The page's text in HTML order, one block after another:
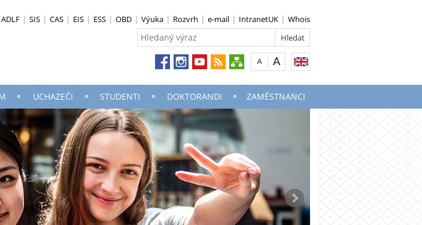
ADLF SIS CAS EIS ESS OBD Výuka Rozvrh e-mail IntranetUK Whois
UCHAZEČI STUDENTI DOKTORANDI ZAMĚSTNANCI